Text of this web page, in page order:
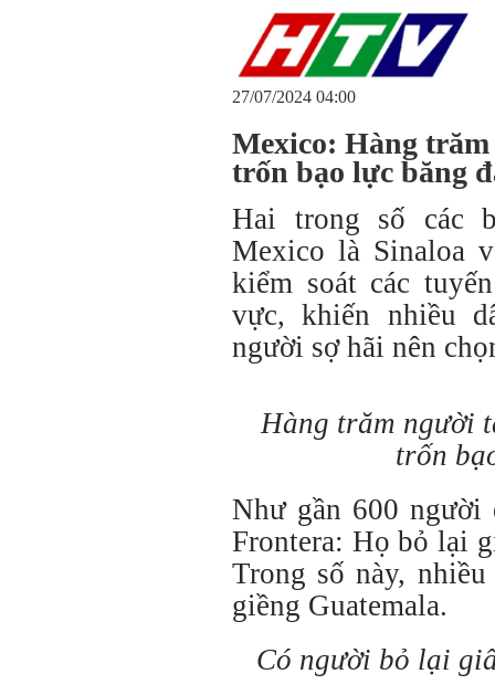
27/07/2024 04:00
Mexico: Hàng
trốn bạo lực băng
Hai trong số các
Mexico là Sinaloa
kiểm soát các
vực, khiến nhiều
người sợ hãi nên
Hàng trăm người
trốn
Như gần 600 người
Frontera: Họ bỏ lại
Trong số này,
giềng Guatemala.
Có người bỏ lại